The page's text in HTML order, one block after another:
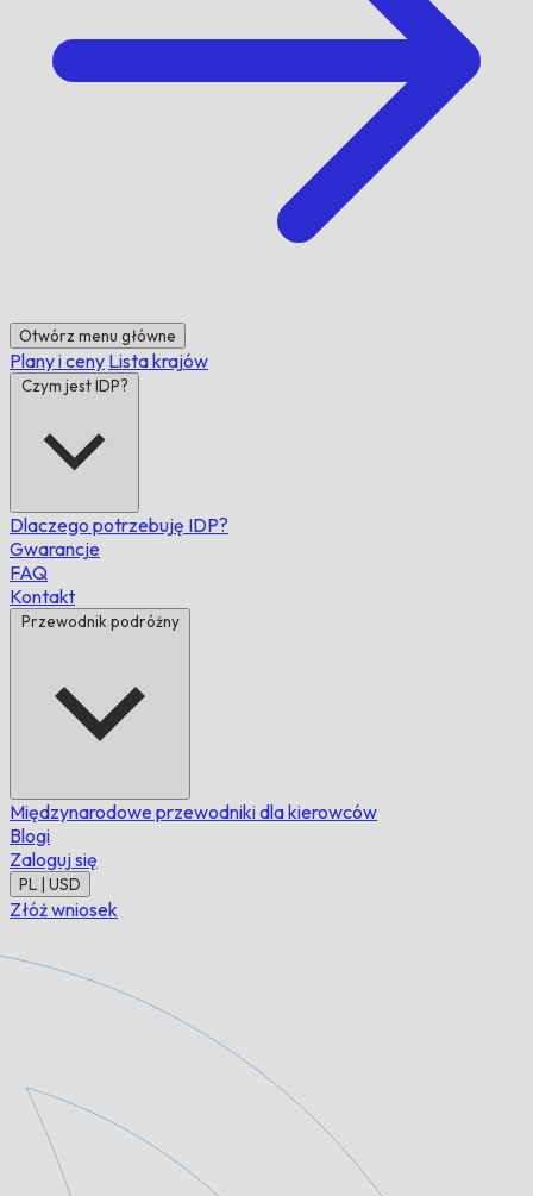
Otwórz menu główne
Plany i ceny Lista krajów
Czym jest IDP?
Dlaczego potrzebuję IDP?
Gwarancje
FAQ
Kontakt
Przewodnik podróżny
Międzynarodowe przewodniki dla kierowców
Blogi
Zaloguj się
PL | USD
Złóż wniosek